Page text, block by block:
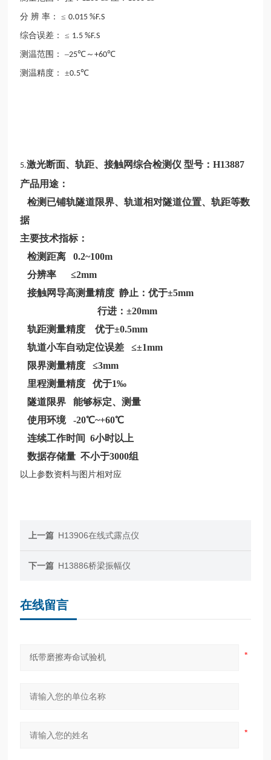
分 辨 率： ≤0.015 %F.S
综合误差：
≤ 1.5 %F.S
测温范围：
–25℃～+60℃
测温精度： ±0.5℃
5.激光断面、轨距、接触网综合检测仪 型号：H13887
产品用途：
检测已铺轨隧道限界、轨道相对隧道位置、轨距等数
据
主要技术指标：
检测距离 0.2~100m
分辨率 ≤2mm
接触网导高测量精度 静止：优于±5mm
行进：±20mm
轨距测量精度 优于±0.5mm
轨道小车自动定位误差 ≤±1mm
限界测量精度 ≤3mm
里程测量精度 优于1‰
隧道限界 能够标定、测量
使用环境 -20℃~+60℃
连续工作时间 6小时以上
数据存储量 不小于3000组
以上参数资料与图片相对应
上一篇 H13906在线式露点仪
下一篇 H13886桥梁振幅仪
在线留言